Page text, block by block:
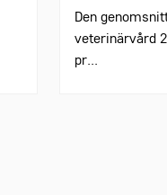
veterinär
Den
veterinärvård
pr...